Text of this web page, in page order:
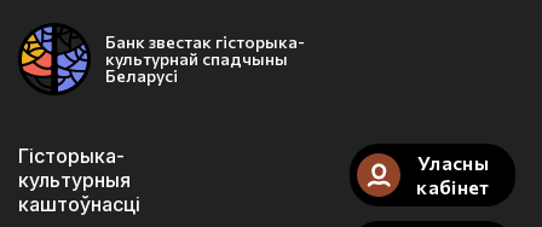
Банк звестак гісторыка-
культурнай спадчыны
Беларусі
Гісторыка-
культурныя
каштоўнасці
Уласны
кабінет